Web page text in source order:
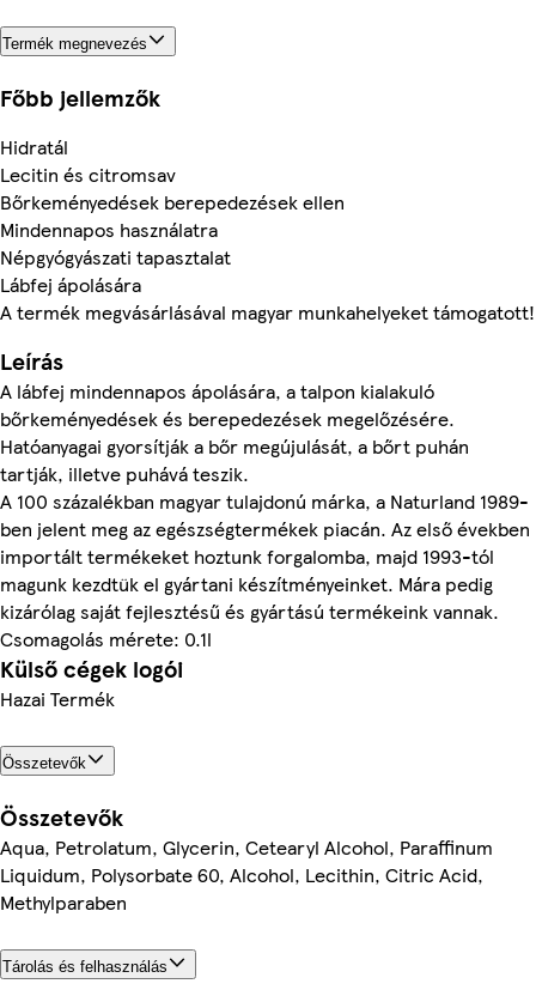
Termék megnevezés
Főbb jellemzők
Hidratál
Lecitin és citromsav
Bőrkeményedések berepedezések ellen
Mindennapos használatra
Népgyógyászati tapasztalat
Lábfej ápolására
A termék megvásárlásával magyar munkahelyeket támogatott!
Leírás
A lábfej mindennapos ápolására, a talpon kialakuló
bőrkeményedések és berepedezések megelőzésére.
Hatóanyagai gyorsítják a bőr megújulását, a bőrt puhán
tartják, illetve puhává teszik.
A 100 százalékban magyar tulajdonú márka, a Naturland 1989-
ben jelent meg az egészségtermékek piacán. Az első években
importált termékeket hoztunk forgalomba, majd 1993-tól
magunk kezdtük el gyártani készítményeinket. Mára pedig
kizárólag saját fejlesztésű és gyártású termékeink vannak.
Csomagolás mérete: 0.1l
Külső cégek logói
Hazai Termék
Összetevők
Összetevők
Aqua, Petrolatum, Glycerin, Cetearyl Alcohol, Paraffinum
Liquidum, Polysorbate 60, Alcohol, Lecithin, Citric Acid,
Methylparaben
Tárolás és felhasználás